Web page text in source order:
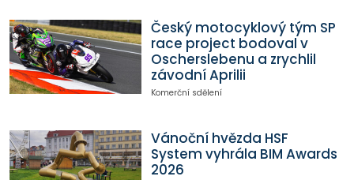
Český motocyklový tým SP
race project bodoval v
Oscherslebenu a zrychlil
závodní Aprilii
Komerční sdělení
Vánoční hvězda HSF
System vyhrála BIM Awards
2026